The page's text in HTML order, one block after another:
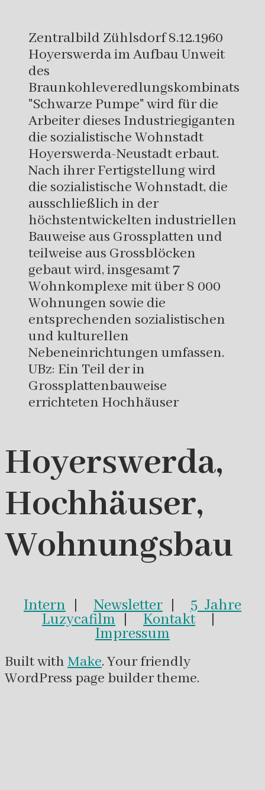
Zentralbild Zühlsdorf 8.12.1960
Hoyerswerda im Aufbau Unweit
des
Braunkohleveredlungskombinats
"Schwarze Pumpe" wird für die
Arbeiter dieses Industriegiganten
die sozialistische Wohnstadt
Hoyerswerda-Neustadt erbaut.
Nach ihrer Fertigstellung wird
die sozialistische Wohnstadt, die
ausschließlich in der
höchstentwickelten industriellen
Bauweise aus Grossplatten und
teilweise aus Grossblöcken
gebaut wird, insgesamt 7
Wohnkomplexe mit über 8 000
Wohnungen sowie die
entsprechenden sozialistischen
und kulturellen
Nebeneinrichtungen umfassen.
UBz: Ein Teil der in
Grossplattenbauweise
errichteten Hochhäuser
Hoyerswerda,
Hochhäuser,
Wohnungsbau
Intern | Newsletter | 5 Jahre
Luzycafilm | Kontakt|
Impressum
Built with Make. Your friendly
WordPress page builder theme.